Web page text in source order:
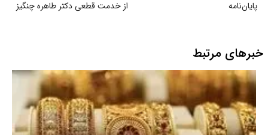
پایان‌نامه
از خدمت قطعی دکتر طاهره چنگیز
خبرهای مرتبط